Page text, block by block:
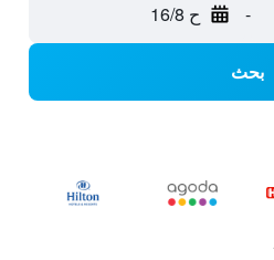
- ح 16/8
بحث